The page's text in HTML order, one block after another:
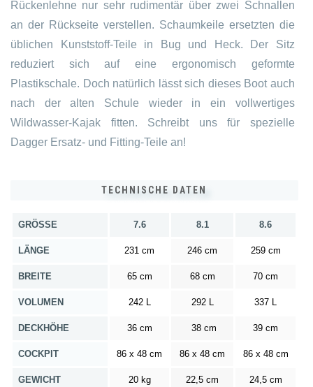
Rückenlehne nur sehr rudimentär über zwei Schnallen
an der Rückseite verstellen. Schaumkeile ersetzten die
üblichen Kunststoff-Teile in Bug und Heck. Der Sitz
reduziert sich auf eine ergonomisch geformte
Plastikschale. Doch natürlich lässt sich dieses Boot auch
nach der alten Schule wieder in ein vollwertiges
Wildwasser-Kajak fitten. Schreibt uns für spezielle
Dagger Ersatz- und Fitting-Teile an!
TECHNISCHE DATEN
GRÖSSE 7.6 8.1 8.6
LÄNGE 231 cm 246 cm 259 cm
BREITE 65 cm 68 cm 70 cm
VOLUMEN 242 L 292 L 337 L
DECKHÖHE 36 cm 38 cm 39 cm
COCKPIT 86 x 48 cm 86 x 48 cm 86 x 48 cm
GEWICHT 20 kg 22,5 cm 24,5 cm